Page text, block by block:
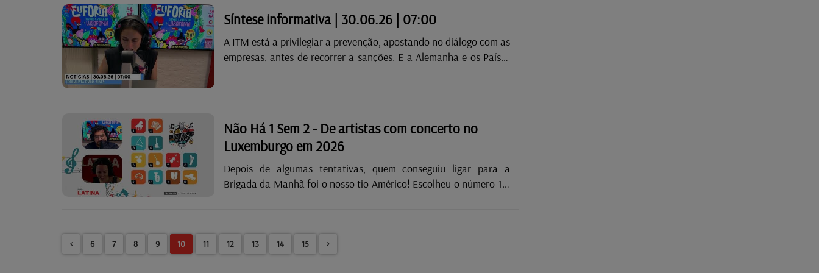
Síntese informativa | 30.06.26 | 07:00
A ITM está a privilegiar a prevenção, apostando no diálogo com as
empresas, antes de recorrer a sanções. E a Alemanha e os Países
Não Há 1 Sem 2 - De artistas com concerto no
Luxemburgo em 2026
Depois de algumas tentativas, quem conseguiu ligar para a
Brigada da Manhã foi o nosso tio Américo! Escolheu o número 12,
< 6 7 8 9 10 11 12 13 14 15 >